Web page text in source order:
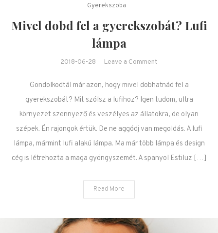
Gyerekszoba
Mivel dobd fel a gyerekszobát? Lufi
lámpa
2018-06-28 Leave a Comment
lámpa
Gondolkodtál már azon, hogy mivel dobhatnád fel a
gyerekszobát? Mit szólsz a lufihoz? Igen tudom, ultra
környezet szennyező és veszélyes az állatokra, de olyan
szépek. Én rajongok értük. De ne aggódj van megoldás. A lufi
lámpa, mármint lufi alakú lámpa. Ma már több lámpa és design
cég is létrehozta a maga gyöngyszemét. A spanyol Estiluz […]
Read More